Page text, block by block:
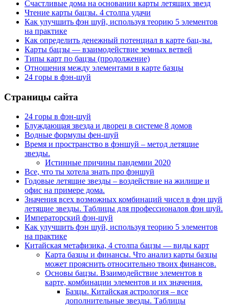
Счастливые дома на основании карты летящих звезд
Чтение карты бацзы. 4 столпа удачи
Как улучшить фэн шуй, используя теорию 5 элементов
на практике
Как определить денежный потенциал в карте бац-зы.
Карты бацзы — взаимодействие земных ветвей
Типы карт по бацзы (продолжение)
Отношения между элементами в карте базцы
24 горы в фэн-шуй
Страницы сайта
24 горы в фэн-шуй
Блуждающая звезда и дворец в системе 8 домов
Водные формулы фен-шуй
Время и пространство в фэншуй – метод летящие
звезды.
Истинные причины пандемии 2020
Все, что ты хотела знать про фэншуй
Годовые летящие звезды – воздействие на жилище и
офис на примере дома.
Значения всех возможных комбинаций чисел в фэн шуй
летящие звезды. Таблицы для профессионалов фэн шуй.
Императорский фэн-шуй
Как улучшить фэн шуй, используя теорию 5 элементов
на практике
Китайская метафизика, 4 столпа бацзы — виды карт
Карта базцы и финансы. Что анализ карты базцы
может прояснить относительно твоих финансов.
Основы бацзы. Взаимодействие элементов в
карте, комбинации элементов и их значения.
Базцы. Китайская астрология – все
дополнительные звезды. Таблицы